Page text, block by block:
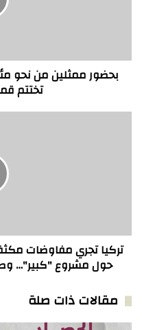
تختتم
قمتها
تختتم
حول
مشروع
"كبير"…
وصحيفة
غربية
تكشف
التفاصيل
تركيا تجري مفاوضات
حول مشروع "كبير"…
مقالات ذات صلة